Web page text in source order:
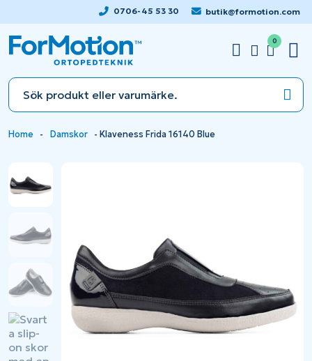
0706-45 53 30 butik@formotion.com
0
Home - Damskor -Klaveness Frida 16140 Blue